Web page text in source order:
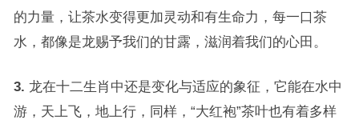
的力量，让茶水变得更加灵动和有生命力，每一口茶
水，都像是龙赐予我们的甘露，滋润着我们的心田。
3. 龙在十二生肖中还是变化与适应的象征，它能在水中
游，天上飞，地上行，同样，“大红袍”茶叶也有着多样